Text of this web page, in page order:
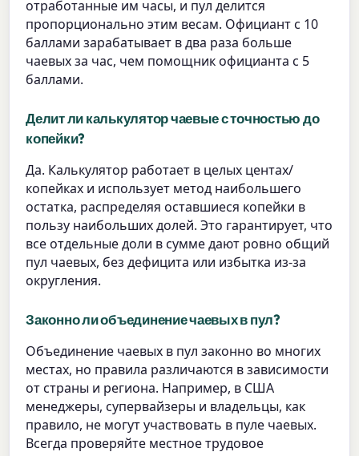
отработанные им часы, и пул делится
пропорционально этим весам. Официант с 10
баллами зарабатывает в два раза больше
чаевых за час, чем помощник официанта с 5
баллами.
Делит ли калькулятор чаевые с точностью до
копейки?
Да. Калькулятор работает в целых центах/
копейках и использует метод наибольшего
остатка, распределяя оставшиеся копейки в
пользу наибольших долей. Это гарантирует, что
все отдельные доли в сумме дают ровно общий
пул чаевых, без дефицита или избытка из-за
округления.
Законно ли объединение чаевых в пул?
Объединение чаевых в пул законно во многих
местах, но правила различаются в зависимости
от страны и региона. Например, в США
менеджеры, супервайзеры и владельцы, как
правило, не могут участвовать в пуле чаевых.
Всегда проверяйте местное трудовое